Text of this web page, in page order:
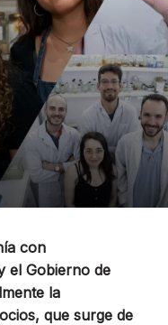
con
el Gobierno de
la
que surge de